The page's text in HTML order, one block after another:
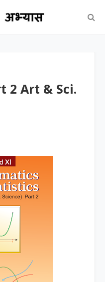
2 Art & Sci.